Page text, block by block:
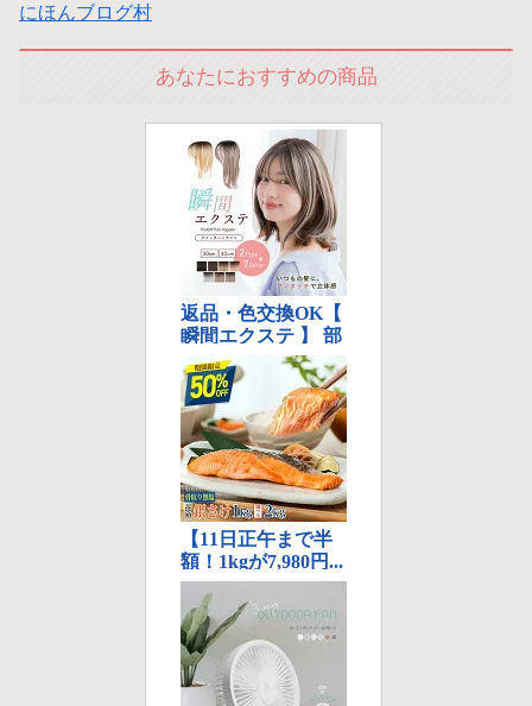
にほんブログ村
あなたにおすすめの商品